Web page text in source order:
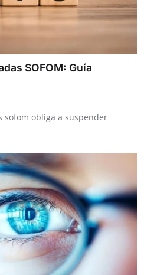
SOFOM: Guía
sofom obliga a suspender